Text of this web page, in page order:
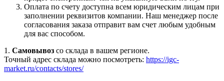
Оплата по счету доступна всем юридическим лицам при
заполнении реквизитов компании. Наш менеджер после
согласования заказа отправит вам счет любым удобным
для вас способом.
1. Самовывоз со склада в вашем регионе.
Точный адрес склада можно посмотреть: https://igc-
market.ru/contacts/stores/